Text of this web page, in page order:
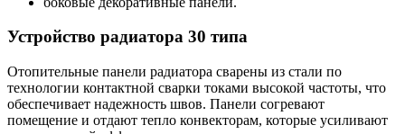
Устройство радиатора 30 типа
Отопительные панели радиатора сварены из стали по
технологии контактной сварки токами высокой частоты, что
обеспечивает надежность швов. Панели согревают
помещение и отдают тепло конвекторам, которые усиливают